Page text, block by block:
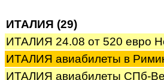
ИТАЛИЯ (29)
ИТАЛИЯ 24.08 от 520 евро
ИТАЛИЯ авиабилеты в
ИТАЛИЯ авиабилеты СПб-